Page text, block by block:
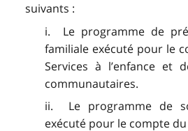
suivants :
i. Le programme de
familiale exécuté pour le
Services à l’enfance et
communautaires.
ii. Le programme de
exécuté pour le compte